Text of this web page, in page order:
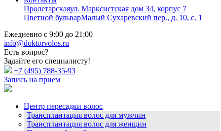
Пролетарскаяул. Марксистская дом 34, корпус 7
Цветной бульварМалый Сухаревский пер., д. 10, с. 1
Ежедневно с 9:00 до 21:00
info@doktorvolos.ru
Есть вопрос?
Задайте его специалисту!
+7 (495) 788-35-93
Запись на прием
Центр пересадки волос
Трансплантация волос для мужчин
Трансплантация волос для женщин